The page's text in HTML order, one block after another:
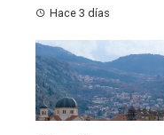
Hace 3 días